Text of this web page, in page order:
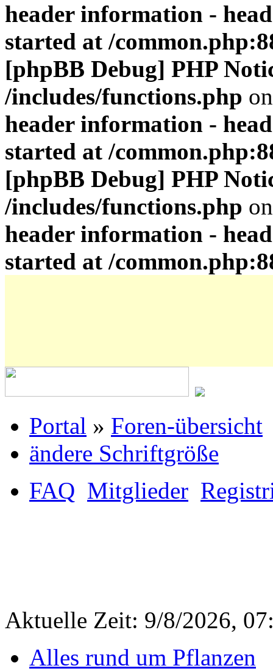
header information -
started at /
[phpBB Debug] PHP
/includes/functions.php
header information -
started at /
[phpBB Debug] PHP
/includes/functions.php
header information -
started at /
Portal » Foren-übersicht
ändere Schriftgröße
FAQ Mitglieder
Aktuelle Zeit: 9/8/2026,
Alles rund um Pflanzen